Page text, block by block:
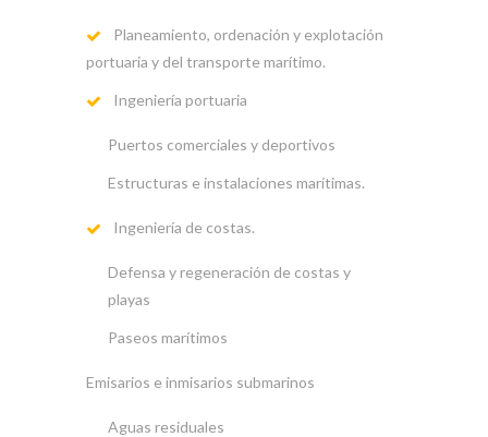
Planeamiento, ordenación y explotación
portuaria y del transporte marítimo.
Ingeniería portuaria
Puertos comerciales y deportivos
Estructuras e instalaciones marítimas.
Ingeniería de costas.
Defensa y regeneración de costas y
playas
Paseos marítimos
Emisarios e inmisarios submarinos
Aguas residuales